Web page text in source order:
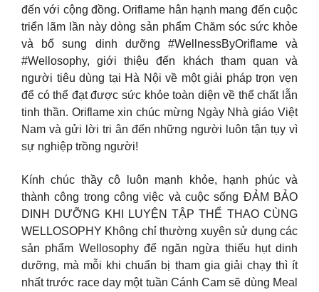
đến với cộng đồng. Oriflame hân hạnh mang đến cuộc
triển lãm lần này dòng sản phẩm Chăm sóc sức khỏe
và bổ sung dinh dưỡng #WellnessByOriflame và
#Wellosophy, giới thiệu đến khách tham quan và
người tiêu dùng tại Hà Nội về một giải pháp trọn vẹn
để có thể đạt được sức khỏe toàn diện về thể chất lẫn
tinh thần. Oriflame xin chúc mừng Ngày Nhà giáo Việt
Nam và gửi lời tri ân đến những người luôn tận tụy vì
sự nghiệp trồng người!
Kính chúc thầy cô luôn mạnh khỏe, hạnh phúc và
thành công trong công việc và cuộc sống ĐẢM BẢO
DINH DƯỠNG KHI LUYỆN TẬP THỂ THAO CÙNG
WELLOSOPHY Không chỉ thường xuyên sử dụng các
sản phẩm Wellosophy để ngăn ngừa thiếu hụt dinh
dưỡng, mà mỗi khi chuẩn bị tham gia giải chạy thì ít
nhất trước race day một tuần Cánh Cam sẽ dùng Meal